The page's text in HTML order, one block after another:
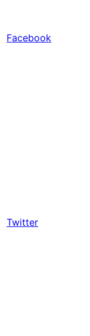
Facebook
Twitter